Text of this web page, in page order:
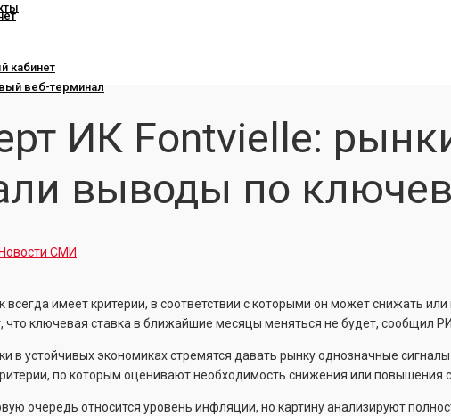
кабинет
веб-терминал
ИК Fontvielle:
выводы по
Новости СМИ
всегда имеет критерии, в соответствии с которыми он может снижать
что ключевая ставка в ближайшие месяцы меняться не будет, сообщил
в устойчивых экономиках стремятся давать рынку однозначные
по которым оценивают необходимость снижения или
очередь относится уровень инфляции, но картину анализируют